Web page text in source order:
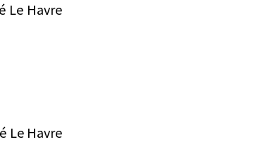
Le Havre
Le Havre